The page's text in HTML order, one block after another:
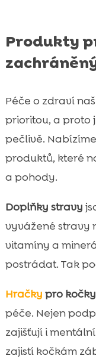
Produkty
Péče o zdraví
prioritou, a proto
pečlivě.
produktů, které
a pohody.
Doplňky stravy
vyvážené stravy
vitamíny a
postrádat. Tak
Hračky pro kočky
péče. Nejen
zajišťují i
zajistí kočkám